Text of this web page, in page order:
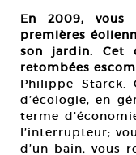
En 2009,
premières
son jardin. Cet
retombées
Philippe Starck.
d’écologie, en
terme
l’interrupteur;
d’un bain; vous